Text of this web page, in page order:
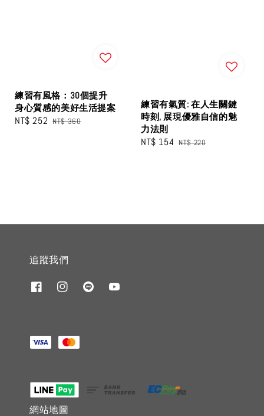
練習有風格：30個提升
身心質感的美好生活提案
Sale
NT$ 252 Regular
NT$ 360
練習有氣質: 在人生關鍵
時刻, 展現優雅自信的魅
力法則
Sale
NT$ 154 Regular
NT$ 220
追蹤我們
網站地圖